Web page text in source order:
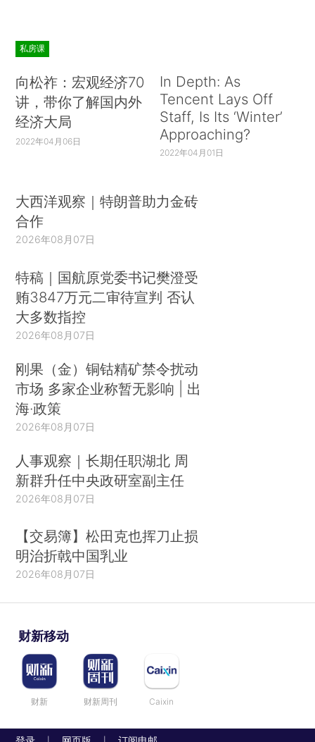
私房课
向松祚：宏观经济70
讲，带你了解国内外
经济大局
2022年04月06日
In Depth: As
Tencent Lays Off
Staff, Is Its ‘Winter’
Approaching?
2022年04月01日
大西洋观察｜特朗普助力金砖
合作
2026年08月07日
特稿｜国航原党委书记樊澄受
贿3847万元二审待宣判 否认
大多数指控
2026年08月07日
刚果（金）铜钴精矿禁令扰动
市场 多家企业称暂无影响 | 出
海·政策
2026年08月07日
人事观察｜长期任职湖北 周
新群升任中央政研室副主任
2026年08月07日
【交易簿】松田克也挥刀止损
明治折戟中国乳业
2026年08月07日
财新移动
财新 财新周刊 Caixin